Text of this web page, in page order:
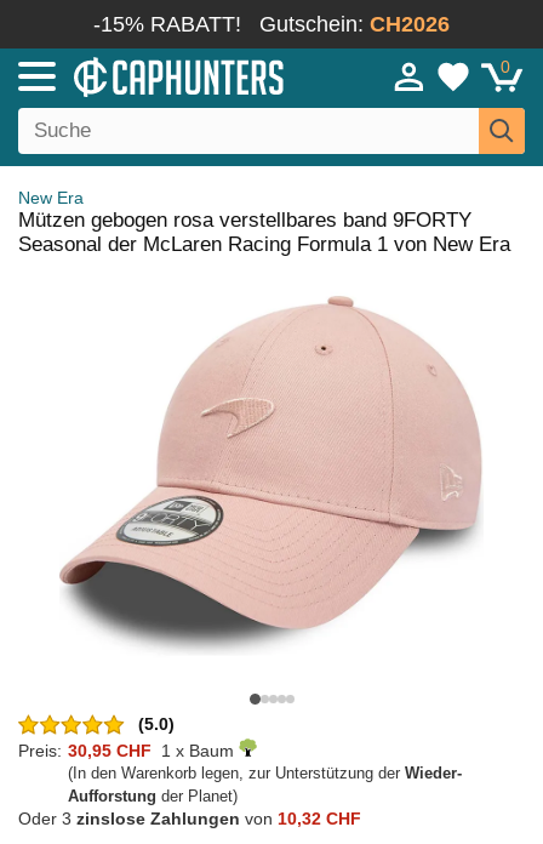
-15% RABATT! Gutschein: CH2026
0
New Era
Mützen gebogen rosa verstellbares band 9FORTY
Seasonal der McLaren Racing Formula 1 von New Era
(5.0)
Preis: 30,95 CHF 1 x Baum
(In den Warenkorb legen, zur Unterstützung der Wieder-
Aufforstung der Planet)
Oder 3 zinslose Zahlungen von 10,32 CHF